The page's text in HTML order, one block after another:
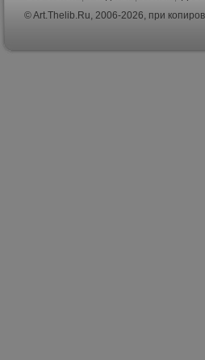
© Art.Thelib.Ru, 2006-2026, при